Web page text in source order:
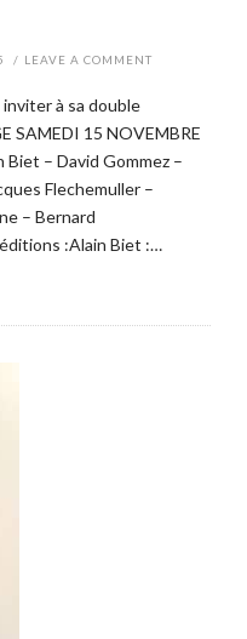
/ LEAVE A COMMENT
inviter à sa double
SAMEDI 15 NOVEMBRE
Biet – David Gommez –
Flechemuller –
– Bernard
:Alain Biet :…